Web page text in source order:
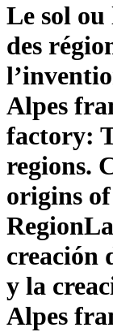
Le sol
des
Alpes
factory:
regions.
origins
Region
creación
y la
Alpes